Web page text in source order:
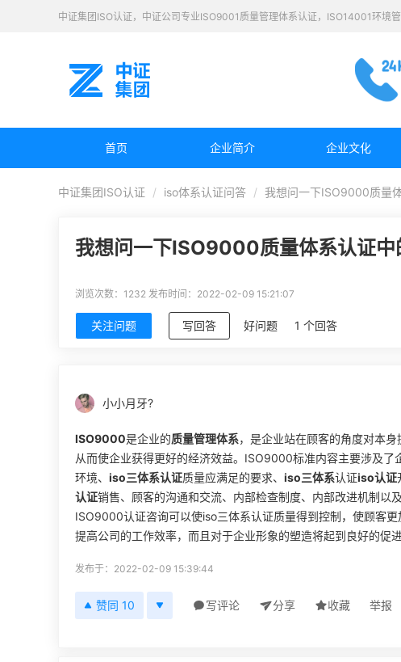
中证集团ISO认证，中证公司专业ISO9001质量管理体系认证，ISO14001环境
首页 企业简介 企业文化
中证集团ISO认证 iso体系认证问答 我想问一下ISO9000质量
我想问一下ISO9000质量体系认证
浏览次数：1232 发布时间：2022-02-09 15:21:07
关注问题 写回答 好问题 1 个回答
小小月牙?
ISO9000是企业的质量管理体系，是企业站在顾客的角度对本
从而使企业获得更好的经济效益。ISO9000标准内容主要涉及
环境、 iso三体系认证质量应满足的要求、 iso三体系认证iso认证
认证销售、顾客的沟通和交流、内部检查制度、内部改进机制以
ISO9000认证咨询可以使iso三体系认证质量得到控制，使顾客
提高公司的工作效率，而且对于企业形象的塑造将起到良好的促
发布于：2022-02-09 15:39:44
赞同 10 写评论 分享 收藏 举报